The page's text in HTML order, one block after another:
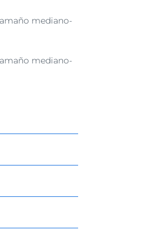
mediano-
mediano-